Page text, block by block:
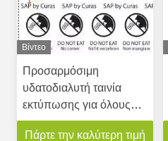
Βίντεο
Προσαρμόσιμη
υδατοδιαλυτή ταινία
εκτύπωσης για όλους
τους εκτυπωτές συμβατή
Πάρτε την καλύτερη τιμή